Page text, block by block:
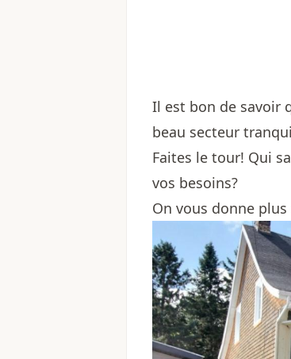
Il est bon de savoir
beau secteur
Faites le tour! Qui
vos besoins?
On vous donne